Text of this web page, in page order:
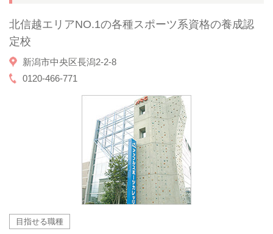
北信越エリアNO.1の各種スポーツ系資格の養成認
定校
新潟市中央区長潟2-2-8
0120-466-771
目指せる職種